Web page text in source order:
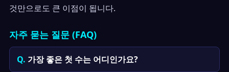
것만으로도 큰 이점이 됩니다.
자주 묻는 질문 (FAQ)
가장 좋은 첫 수는 어디인가요?